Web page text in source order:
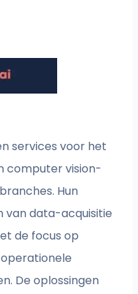
services voor het
computer vision-
Hun
data-acquisitie
de focus op
De oplossingen